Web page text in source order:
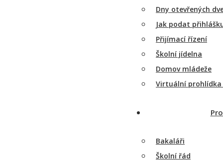
Dny otevřených
Jak podat
Přijímací řízení
Školní jídelna
Domov mládeže
Virtuální prohlídka
Bakaláři
Školní řád